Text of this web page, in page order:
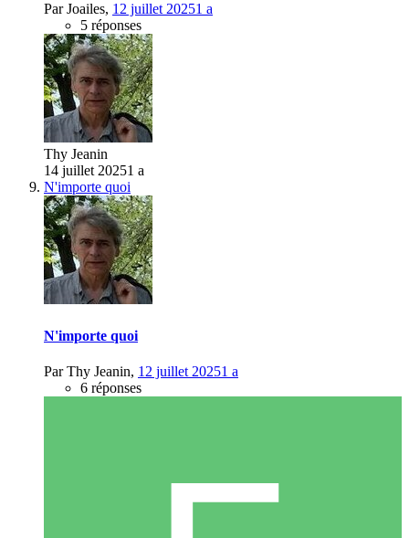
ParJoailes, 12 juillet 20251 a
5 réponses
Thy Jeanin
14 juillet 20251 a
N'importe quoi
N'importe quoi
ParThy Jeanin, 12 juillet 20251 a
6 réponses